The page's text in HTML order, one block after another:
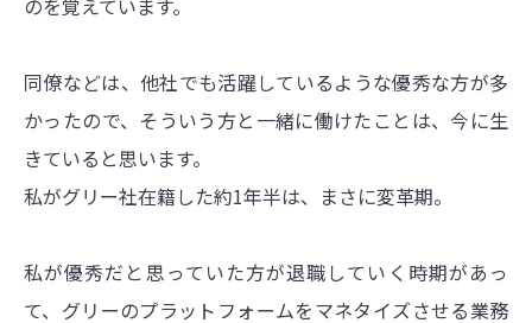
のを覚えています。
同僚などは、他社でも活躍しているような優秀な方が多
かったので、そういう方と一緒に働けたことは、今に生
きていると思います。
私がグリー社在籍した約1年半は、まさに変革期。
私が優秀だと思っていた方が退職していく時期があっ
て、グリーのプラットフォームをマネタイズさせる業務